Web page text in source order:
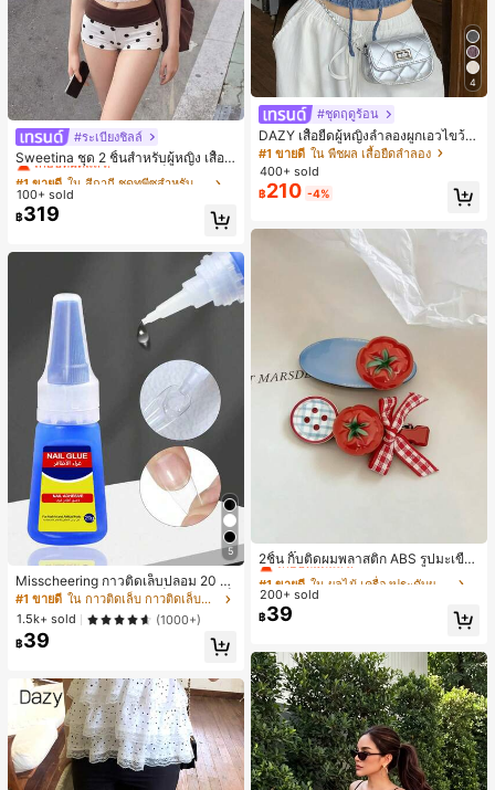
#ระเบียงชิลล์
Sweetina ชุด 2 ชิ้นสำหรับผู้หญิง เสื้อก
ล้ามเข้ารูปพิมพ์ลายจุดสีบล็อกหลังเปิด
และกางเกงขาสั้นเอวพับ
#1 ขายดี
เกือบหมดแล้ว!
#1 ขายดี
เกือบหมดแล้ว!
#1 ขายดี
เกือบหมดแล้ว!
#1 ขายดี
100+ sold
฿319
5
Misscheering กาวติดเล็บปลอม 20 กรั
ม แรงยึดสูง เจลสติกเกอร์เล็บนุ่ม แห้งเร็
ว เหมาะสำหรับผู้เริ่มต้นทำเล็บ ติดทนน
าน
#1 ขายดี
ใน กาวติดเล็บ กาวติดเล็บและสารยึดติด
1.5k+ sold
(1000+)
฿39
4
#ชุดฤดูร้อน
DAZY เสื้อยืดผู้หญิงลำลองผูกเอวไขว้
สำหรับฤดูร้อน
#1 ขายดี ใน พืชผล เสื้อยืดลำลอง
400+ sold
฿210 -4%
2ชิ้น กิ๊บติดผมพลาสติก ABS รูปมะเขือเ
ทศสีแดงน่ารัก สไตล์เกาหลีมินิมอล สำ
หรับติดผมหน้าม้า ใส่ประจำวันและไปโ
รงเรียน กิ๊บติดผม
เกือบหมดแล้ว!
#1 ขายดี
เกือบหมดแล้ว!
#1 ขายดี
เกือบหมดแล้ว!
#1 ขายดี
200+ sold
฿39